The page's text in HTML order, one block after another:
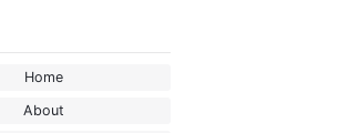
Home
About